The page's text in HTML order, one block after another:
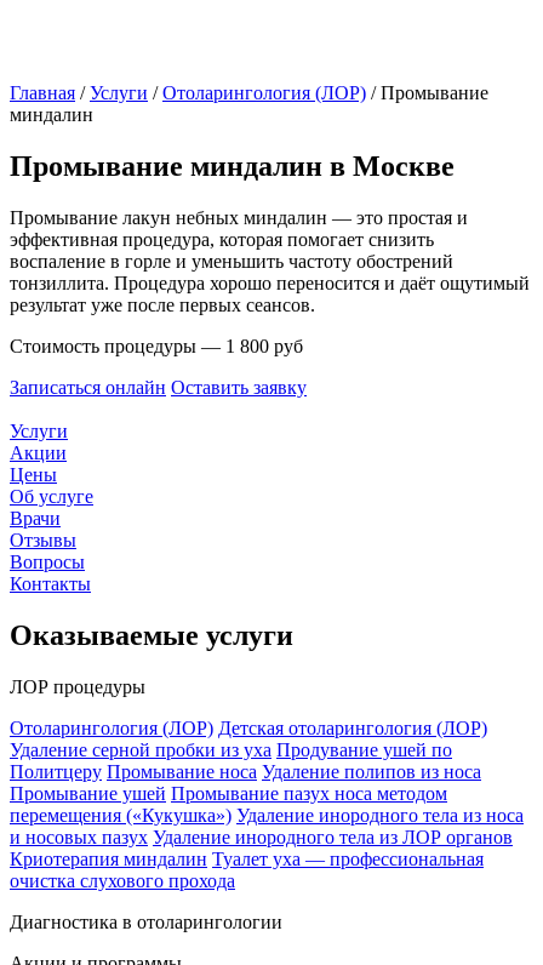
Главная /Услуги /Отоларингология (ЛОР) /Промывание
миндалин
Промывание миндалин в Москве
Промывание лакун небных миндалин — это простая и
эффективная процедура, которая помогает снизить
воспаление в горле и уменьшить частоту обострений
тонзиллита. Процедура хорошо переносится и даёт ощутимый
результат уже после первых сеансов.
Стоимость процедуры — 1 800 руб
Записаться онлайн Оставить заявку
Услуги
Акции
Цены
Об услуге
Врачи
Отзывы
Вопросы
Контакты
Оказываемые услуги
ЛОР процедуры
Отоларингология (ЛОР) Детская отоларингология (ЛОР)
Удаление серной пробки из уха Продувание ушей по
Политцеру Промывание носа Удаление полипов из носа
Промывание ушей Промывание пазух носа методом
перемещения («Кукушка») Удаление инородного тела из носа
и носовых пазух Удаление инородного тела из ЛОР органов
Криотерапия миндалин Туалет уха — профессиональная
очистка слухового прохода
Диагностика в отоларингологии